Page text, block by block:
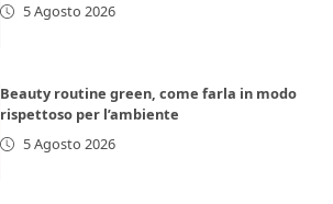
5 Agosto 2026
Beauty routine green, come farla in modo
rispettoso per l’ambiente
5 Agosto 2026